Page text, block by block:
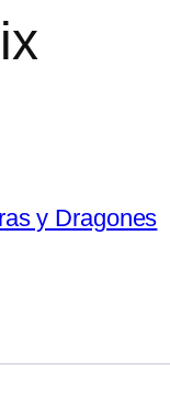
y Dragones